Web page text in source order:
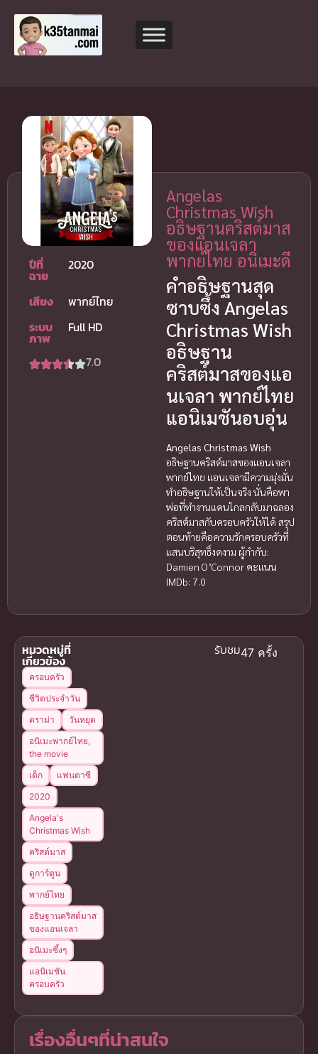
ปีที่
ฉาย
2020
เสียง
พากย์ไทย
ระบบ
ภาพ
Full HD
7.0
Angelas
Christmas Wish
อธิษฐานคริสต์มาส
ของแอนเจลา
พากย์ไทย อนิเมะดี
คำอธิษฐานสุด
ซาบซึ้ง Angelas
Christmas Wish
อธิษฐาน
คริสต์มาสของแอ
นเจลา พากย์ไทย
แอนิเมชันอบอุ่น
Angelas Christmas Wish
อธิษฐานคริสต์มาสของแอนเจลา
พากย์ไทย แอนเจลามีความมุ่งมั่น
ทำอธิษฐานให้เป็นจริง นั่นคือพา
พ่อที่ทำงานแดนไกลกลับมาฉลอง
คริสต์มาสกับครอบครัวให้ได้ สรุป
ตอนท้ายคือความรักครอบครัวที่
แสนบริสุทธิ์งดงาม ผู้กำกับ:
Damien O’Connor คะแนน
IMDb: 7.0
รับชม47 ครั้ง
หมวดหมู่ที่
เกี่ยวข้อง
ครอบครัว
ชีวิตประจำวัน
ดราม่า
วันหยุด
อนิเมะพากย์ไทย,
the movie
เด็ก
แฟนตาซี
2020
Angela's
Christmas Wish
คริสต์มาส
ดูการ์ตูน
พากย์ไทย
อธิษฐานคริสต์มาส
ของแอนเจลา
อนิเมะซึ้งๆ
แอนิเมชัน
ครอบครัว
เรื่องอื่นๆที่น่าสนใจ